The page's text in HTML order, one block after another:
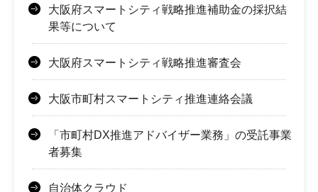
大阪府スマートシティ戦略推進補助金の採択結
果等について
大阪府スマートシティ戦略推進審査会
大阪市町村スマートシティ推進連絡会議
「市町村DX推進アドバイザー業務」の受託事業
者募集
自治体クラウド